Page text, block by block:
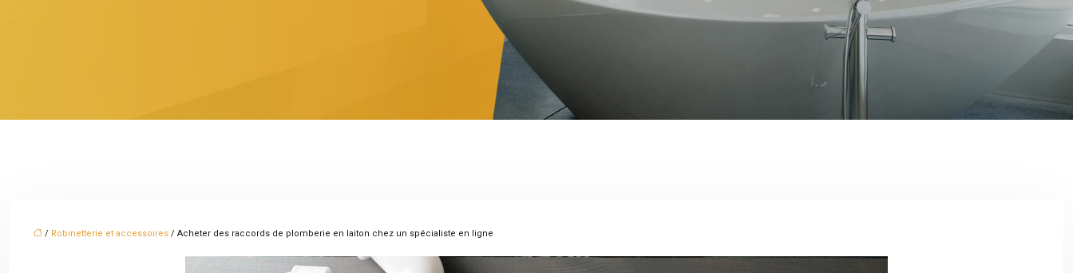
/ Robinetterie et accessoires / Acheter des raccords de plomberie en laiton chez un spécialiste en ligne